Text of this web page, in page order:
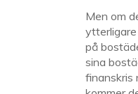
Men om
på
sina
finanskris